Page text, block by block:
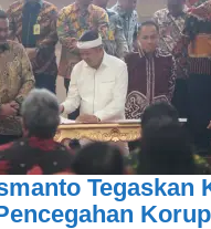
Tegaskan